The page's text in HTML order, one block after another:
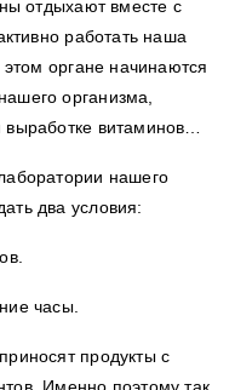
отдыхают вместе с
работать наша
органе начинаются
организма,
выработке витаминов…
нашего
два условия:
часы.
продукты с